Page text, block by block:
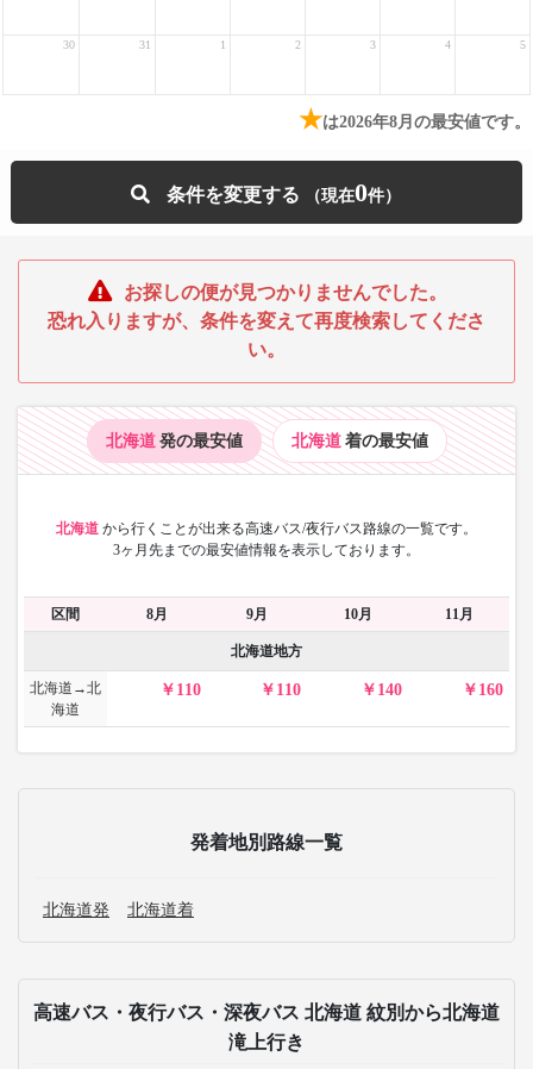
30 31 1 2 3 4 5
★は2026年8月の最安値です。
条件を変更する 0
お探しの便が見つかりませんでした。
恐れ入りますが、条件を変えて再度検索してくださ
い。
北海道 発の最安値 北海道 着の最安値
北海道 から行くことが出来る高速バス/夜行バス路線の一覧です。
3ヶ月先までの最安値情報を表示しております。
区間 8月 9月 10月 11月
北海道地方
北海道→北
海道
110 110 140 160
発着地別路線一覧
北海道発 北海道着
高速バス・夜行バス・深夜バス 北海道 紋別から北海道
滝上行き